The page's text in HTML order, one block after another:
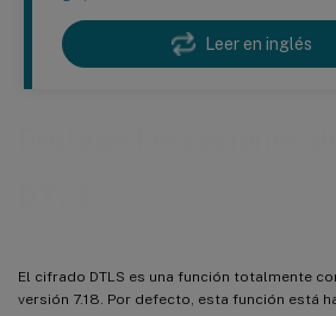
Leer en inglés
El cifrado DTLS es una función totalmente
versión 7.18. Por defecto, esta función está